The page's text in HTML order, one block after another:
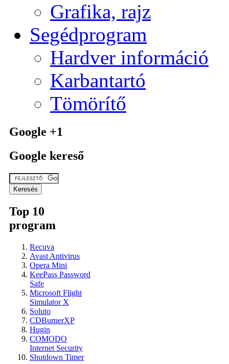
Grafika, rajz
Segédprogram
Hardver információ
Karbantartó
Tömörítő
Google +1
Google kereső
Top 10
program
Recuva
Avast Antivirus
Opera Mini
KeePass Password
Safe
Microsoft Flight
Simulator X
Soluto
CDBurnerXP
Hugin
COMODO
Internet Security
Shutdown Timer